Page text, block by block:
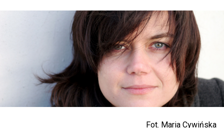
Fot. Maria Cywińska